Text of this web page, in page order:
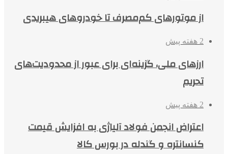
از موتورهای کم‌مصرف تا خودروهای هیبریدی
2 هفته پیش
ارزهای ملی، گزینه‌ای برای عبور از محدودیت‌های
تحریم
2 هفته پیش
اعتراض انجمن فولاد آلیاژی به افزایش قیمت
کنسانتره و گندله در بورس کالا